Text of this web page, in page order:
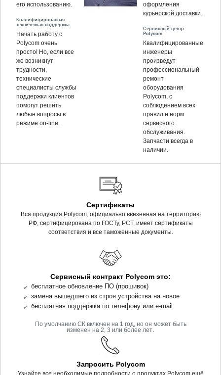
его использованию.
Квалифицированная
техническая поддержка
Начать работу с
Polycom очень
просто! Но, если все
же возникнут
трудности,
технические
специалисты службы
поддержки клиентов
помогут решить
любые вопросы в
режиме on-line.
оформления
курьерской доставки.
Сервисный центр
Polycom
Квалифицированные
инженеры
произведут
профессиональный
ремонт
оборудования
Polycom, c
соблюдением всех
правил и норм
сервисного
обслуживания.
Запчасти всегда в
наличии.
Сертификаты
Вся продукция Polycom, официально ввезенная на территорию
РФ, сертифицирована по ГОСТу, РСТ, имеет сертификаты
соответствия и все таможенные документы.
Сервисный контракт Polycom это:
бесплатное обновление ПО (прошивок)
замена вышедшего из строя устройства на новое
бесплатная поддержка по телефону или e-mail
По умолчанию СК включен на 1 год, но он может быть
изменен на 2, 3 или более лет.
Запросить Polycom
Узнайте все необходимые подробности о продуктах Polycom ещё